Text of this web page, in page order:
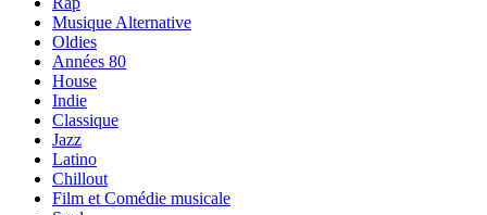
Musique Alternative
Oldies
Années 80
House
Indie
Classique
Jazz
Latino
Chillout
Film et Comédie musicale